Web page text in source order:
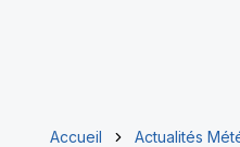
Accueil
Actualités